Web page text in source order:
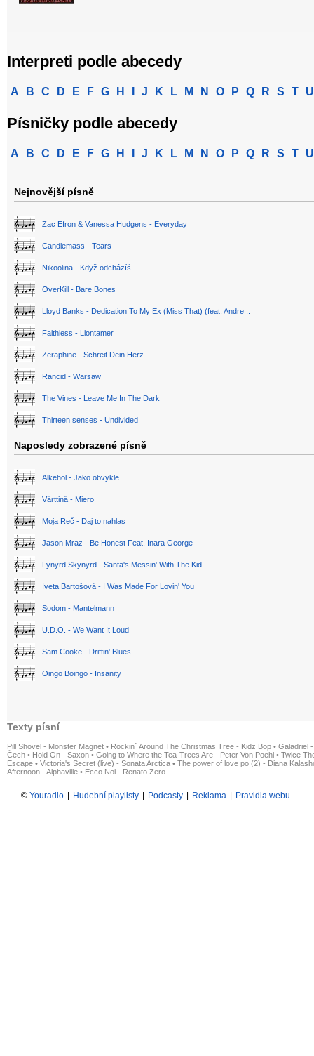
Interpreti podle abecedy
A B C D E F G H J K L M N O P Q R S T U
Písničky podle abecedy
A B C D E F G H J K L M N O P Q R S T U
Nejnovější písně
Zac Efron & Vanessa Hudgens - Everyday
Candlemass - Tears
Nikoolina - Když odcházíš
OverKill - Bare Bones
Lloyd Banks - Dedication To My Ex (Miss That) (feat. Andre ..
Faithless - Liontamer
Zeraphine - Schreit Dein Herz
Rancid - Warsaw
The Vines - Leave Me In The Dark
Thirteen senses - Undivided
Naposledy zobrazené písně
Alkehol - Jako obvykle
Värttinä - Miero
Moja Reč - Daj to nahlas
Jason Mraz - Be Honest Feat. Inara George
Lynyrd Skynyrd - Santa's Messin' With The Kid
Iveta Bartošová - I Was Made For Lovin' You
Sodom - Mantelmann
U.D.O. - We Want It Loud
Sam Cooke - Driftin' Blues
Oingo Boingo - Insanity
Texty písní
Pill Shovel - Monster Magnet • Rockin´ Around The Christmas Tree - Kidz Bop • Galadriel
Čech • Hold On - Saxon • Going to Where the Tea-Trees Are - Peter Von Poehl • Twice
Escape • Victoria's Secret (live) - Sonata Arctica • The power of love po (2) - Diana
Afternoon - Alphaville • Ecco Noi - Renato Zero
© Youradio Hudební playlisty Podcasty Reklama Pravidla webu